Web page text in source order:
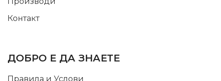
Контакт
ДОБРО Е ДА ЗНАЕТЕ
Правила и Услови